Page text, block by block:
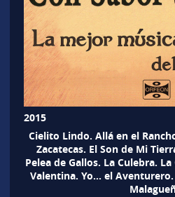
2015
Cielito Lindo. Allá en el
Zacatecas. El Son de Mi
Pelea de Gallos. La Culebra.
Valentina. Yo… el